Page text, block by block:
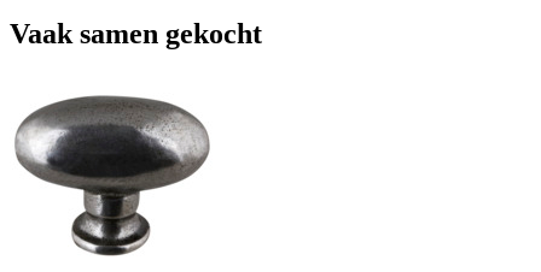
Vaak samen gekocht